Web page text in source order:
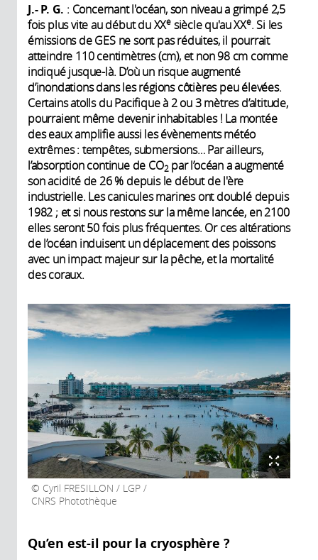
J.- P. G. : Concernant l'océan, son niveau a grimpé 2,5
fois plus vite au début du XXe siècle qu'au XXe. Si les
émissions de GES ne sont pas réduites, il pourrait
atteindre 110 centimètres (cm), et non 98 cm comme
indiqué jusque-là. D’où un risque augmenté
d’inondations dans les régions côtières peu élevées.
Certains atolls du Pacifique à 2 ou 3 mètres d’altitude,
pourraient même devenir inhabitables ! La montée
des eaux amplifie aussi les évènements météo
extrêmes : tempêtes, submersions… Par ailleurs,
l’absorption continue de CO2par l’océan a augmenté
son acidité de 26 % depuis le début de l'ère
industrielle. Les canicules marines ont doublé depuis
1982 ; et si nous restons sur la même lancée, en 2100
elles seront 50 fois plus fréquentes. Or ces altérations
de l’océan induisent un déplacement des poissons
avec un impact majeur sur la pêche, et la mortalité
des coraux.
Cyril FRESILLON / LGP /
CNRS Photothèque
Qu’en est-il pour la cryosphère ?